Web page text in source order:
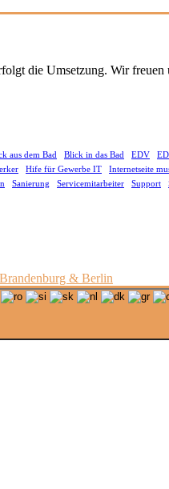
die Umsetzung. Wir freuen
aus dem Bad Blick in das Bad EDV
Hife für Gewerbe IT Internetseite
Sanierung Servicemitarbeiter Support
& Berlin